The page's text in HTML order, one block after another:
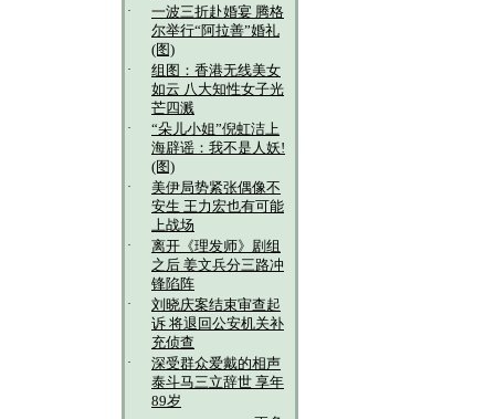
·
一波三折赴婚宴 腾格
尔举行“阿拉善”婚礼
(图)
·
组图：香港无线美女
如云 八大知性女子光
芒四溅
·
“朵儿小姐”倪虹洁上
海辟谣：我不是人妖!
(图)
·
美伊局势紧张偶像不
安生 王力宏也有可能
上战场
·
离开《理发师》剧组
之后 姜文兵分三路冲
锋陷阵
·
刘晓庆案结束审查起
诉 将退回公安机关补
充侦查
·
深受群众爱戴的相声
泰斗马三立辞世 享年
89岁